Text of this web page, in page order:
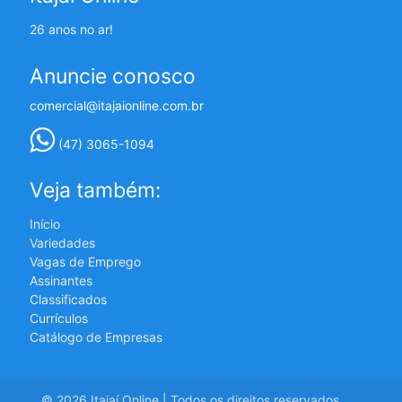
26 anos no ar!
Anuncie conosco
comercial@itajaionline.com.br
(47) 3065-1094
Veja também:
Início
Variedades
Vagas de Emprego
Assinantes
Classificados
Currículos
Catálogo de Empresas